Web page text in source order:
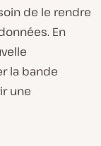
de le rendre
En
la bande
une